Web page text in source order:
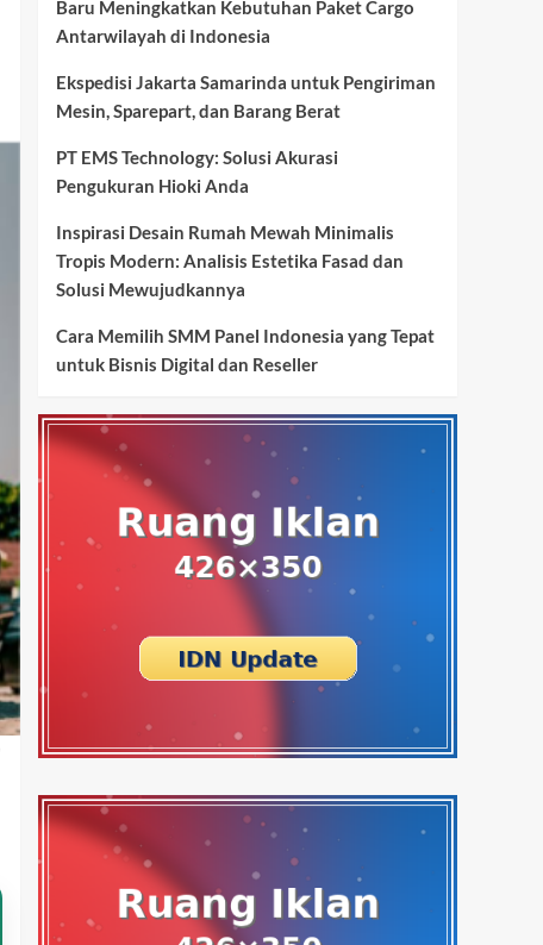
Baru Meningkatkan Kebutuhan Paket Cargo
Antarwilayah di Indonesia
Ekspedisi Jakarta Samarinda untuk Pengiriman
Mesin, Sparepart, dan Barang Berat
PT EMS Technology: Solusi Akurasi
Pengukuran Hioki Anda
Inspirasi Desain Rumah Mewah Minimalis
Tropis Modern: Analisis Estetika Fasad dan
Solusi Mewujudkannya
Cara Memilih SMM Panel Indonesia yang Tepat
untuk Bisnis Digital dan Reseller